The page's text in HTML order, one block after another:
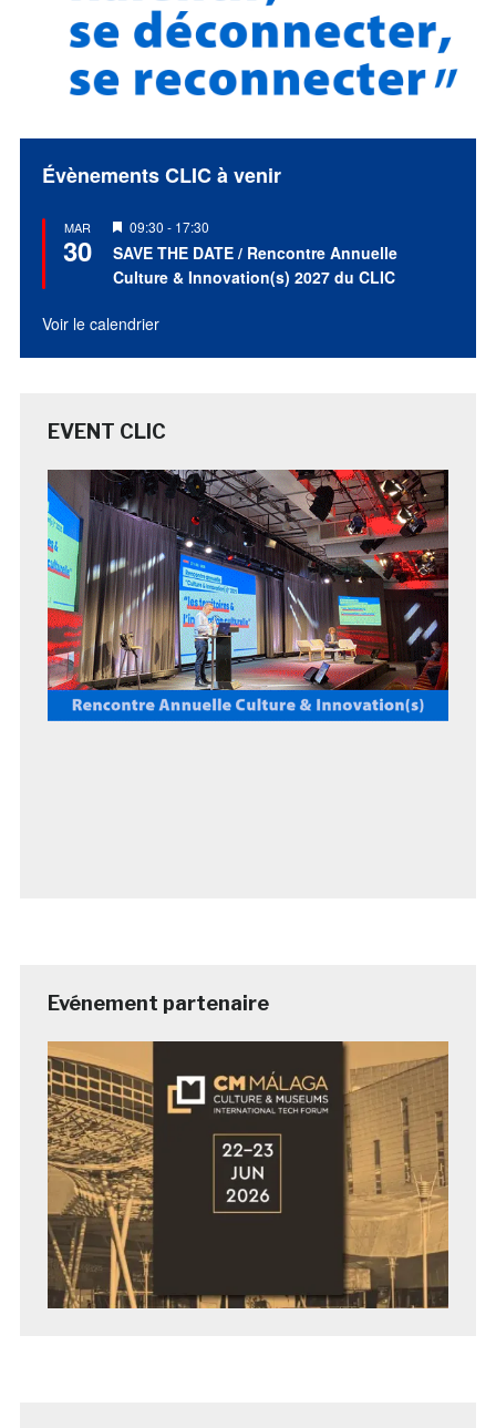
Évènements CLIC à venir
MAR
30
Mis
en
avant
09:30 - 17:30
SAVE THE DATE / Rencontre Annuelle
Culture & Innovation(s) 2027 du CLIC
Voir le calendrier
EVENT CLIC
Evénement partenaire